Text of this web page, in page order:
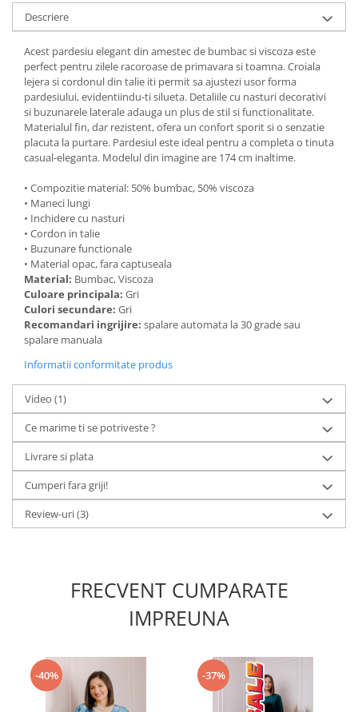
Descriere
Acest pardesiu elegant din amestec de bumbac si viscoza este
perfect pentru zilele racoroase de primavara si toamna. Croiala
lejera si cordonul din talie iti permit sa ajustezi usor forma
pardesiului, evidentiindu-ti silueta. Detaliile cu nasturi decorativi
si buzunarele laterale adauga un plus de stil si functionalitate.
Materialul fin, dar rezistent, ofera un confort sporit si o senzatie
placuta la purtare. Pardesiul este ideal pentru a completa o tinuta
casual-eleganta. Modelul din imagine are 174 cm inaltime.
• Compozitie material: 50% bumbac, 50% viscoza
• Maneci lungi
• Inchidere cu nasturi
• Cordon in talie
• Buzunare functionale
• Material opac, fara captuseala
Material: Bumbac, Viscoza
Culoare principala: Gri
Culori secundare: Gri
Recomandari ingrijire: spalare automata la 30 grade sau
spalare manuala
Informatii conformitate produs
Video (1)
Ce marime ti se potriveste ?
Livrare si plata
Cumperi fara griji!
Review-uri(3)
FRECVENT CUMPARATE
IMPREUNA
-40% -37%